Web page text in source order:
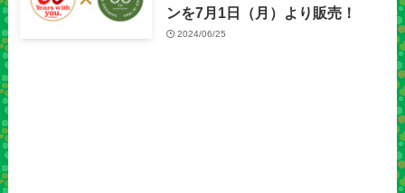
ンを7月1日（月）より販売！
2024/06/25